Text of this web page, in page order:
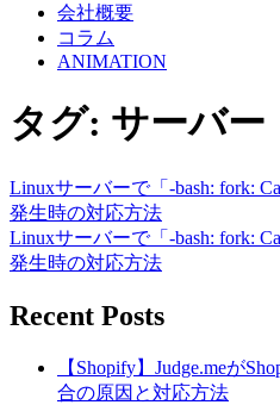
会社概要
コラム
ANIMATION
タグ: サーバー
Linuxサーバーで「-bash: fork:
発生時の対応方法
Linuxサーバーで「-bash: fork:
発生時の対応方法
Recent Posts
【Shopify】Judge.meが
合の原因と対応方法